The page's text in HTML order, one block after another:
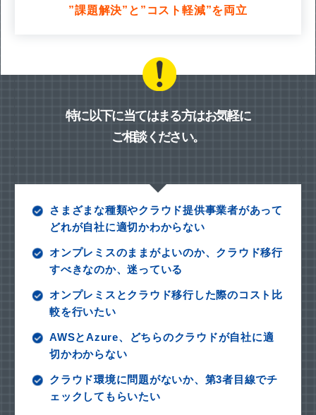
”課題解決”と”コスト軽減”を両立
特に以下に当てはまる方はお気軽に
ご相談ください。
さまざまな種類やクラウド提供事業者があって
どれが自社に適切かわからない
オンプレミスのままがよいのか、クラウド移行
すべきなのか、迷っている
オンプレミスとクラウド移行した際のコスト比
較を行いたい
AWSとAzure、どちらのクラウドが自社に適
切かわからない
クラウド環境に問題がないか、第3者目線でチ
ェックしてもらいたい